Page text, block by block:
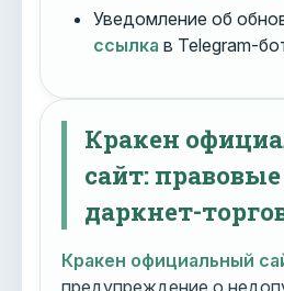
Уведомление об
ссылка в Telegram-
Кракен
сайт:
даркнет-
Кракен официальный
предупреждение о